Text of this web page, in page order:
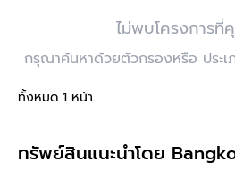
ไม่พบโครงการที่
กรุณาค้นหาด้วยตัวกรองหรือ ประ
ทั้งหมด 1 หน้า
ทรัพย์สินแนะนำโดย